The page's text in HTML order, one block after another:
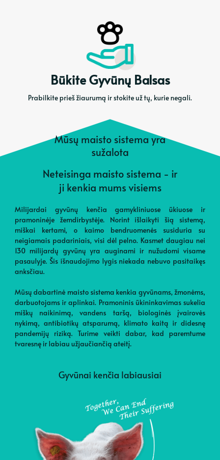
Būkite Gyvūnų Balsas
Prabilkite prieš žiaurumą ir stokite už tų, kurie negali.
Mūsų maisto sistema yra
sužalota
Neteisinga maisto sistema - ir
ji kenkia mums visiems
Milijardai gyvūnų kenčia gamykliniuose ūkiuose ir
pramoninėje žemdirbystėje. Norint išlaikyti šią sistemą,
miškai kertami, o kaimo bendruomenės susiduria su
neigiamais padariniais, visi dėl pelno. Kasmet daugiau nei
130 milijardų gyvūnų yra auginami ir nužudomi visame
pasaulyje. Šis išnaudojimo lygis niekada nebuvo pasitaikęs
anksčiau.
Mūsų dabartinė maisto sistema kenkia gyvūnams, žmonėms,
darbuotojams ir aplinkai. Pramoninis ūkininkavimas sukelia
miškų naikinimą, vandens taršą, biologinės įvairovės
nykimą, antibiotikų atsparumą, klimato kaitą ir didesnę
pandemijų riziką. Turime veikti dabar, kad paremtume
tvaresnę ir labiau užjaučiančią ateitį.
Gyvūnai kenčia labiausiai